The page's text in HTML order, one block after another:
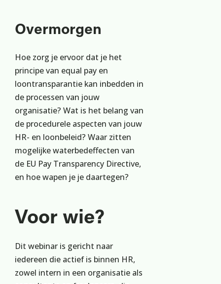
Overmorgen
Hoe zorg je ervoor dat je het
principe van equal pay en
loontransparantie kan inbedden in
de processen van jouw
organisatie? Wat is het belang van
de procedurele aspecten van jouw
HR- en loonbeleid? Waar zitten
mogelijke waterbedeffecten van
de EU Pay Transparency Directive,
en hoe wapen je je daartegen?
Voor wie?
Dit webinar is gericht naar
iedereen die actief is binnen HR,
zowel intern in een organisatie als